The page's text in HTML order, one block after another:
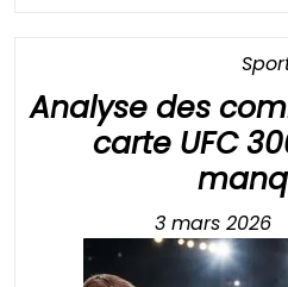
Analyse des
carte UFC
3 mars 2026